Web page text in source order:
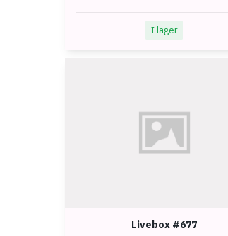
I lager
Livebox #677